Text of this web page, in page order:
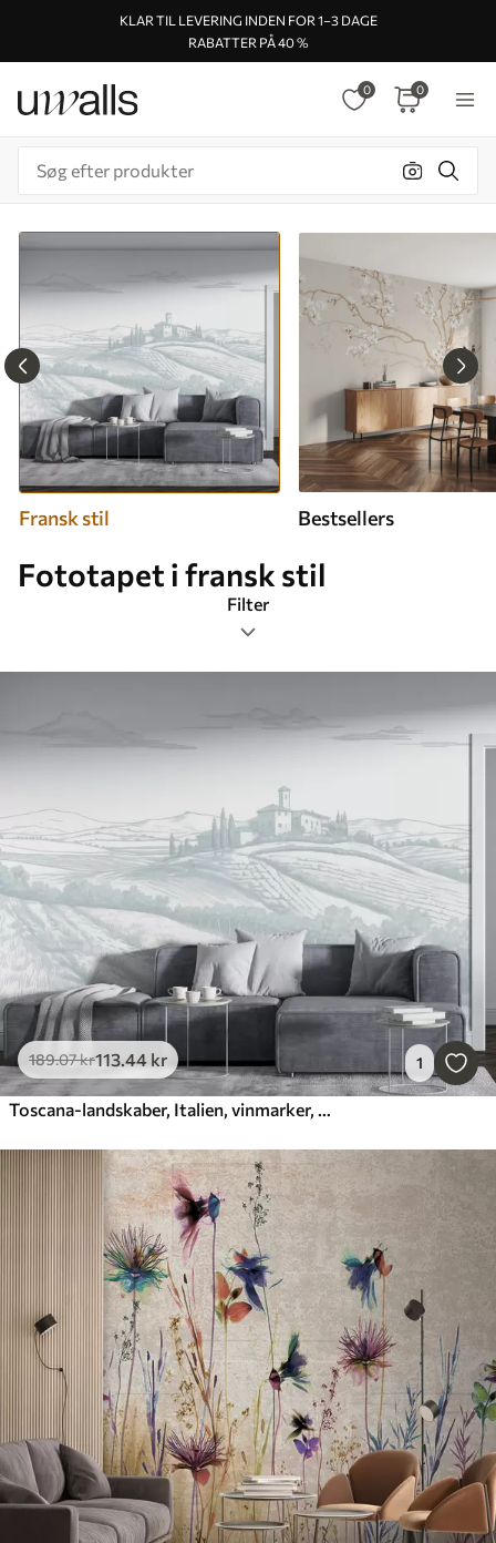
KLAR TIL LEVERING INDEN FOR 1–3 DAGE
RABATTER PÅ 40 %
0 0
Fransk stil Bestsellers
Fototapet i fransk stil
Filter
Tags
Smart
Nulstil alting
189.07kr113.44 kr 1
Toscana-landskaber, Italien, vinmarker, natur, gammelt slot, blå farver